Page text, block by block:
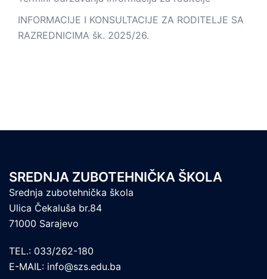
INFORMACIJE I KONSULTACIJE ZA RODITELJE SA
RAZREDNICIMA šk. 2025/26.
SREDNJA ZUBOTEHNIČKA ŠKOLA
Srednja zubotehnička škola
Ulica Čekaluša br.84
71000 Sarajevo
TEL.: 033/262-180
E-MAIL: info@szs.edu.ba